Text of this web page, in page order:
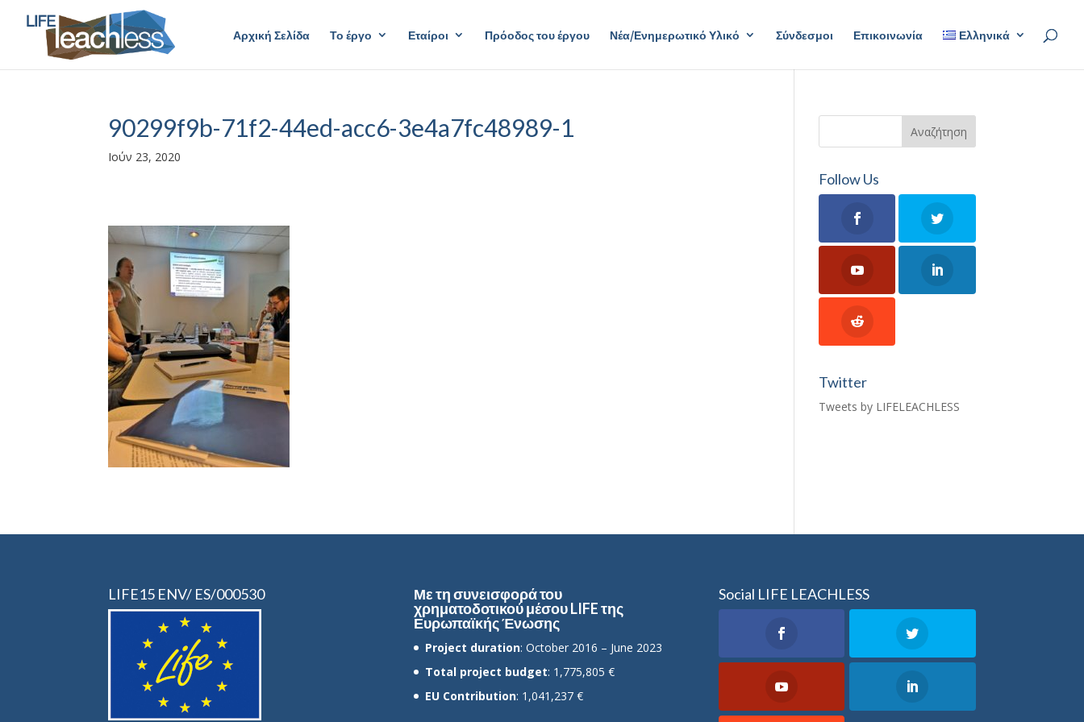
Αρχική Σελίδα Το έργο Εταίροι Πρόοδος του έργου Νέα/Ενημερωτικό Υλικό Σύνδεσμοι Επικοινωνία Ελληνικά
90299f9b-71f2-44ed-acc6-3e4a7fc48989-1
Ιούν 23, 2020
Follow Us
Twitter
Tweets by LIFELEACHLESS
LIFE15 ENV/ ES/000530
Με τη συνεισφορά του
χρηματοδοτικού μέσου LIFE της
Ευρωπαϊκής Ένωσης
Project duration: October 2016 – June 2023
Total project budget: 1,775,805 €
EU Contribution: 1,041,237 €
Social LIFE LEACHLESS